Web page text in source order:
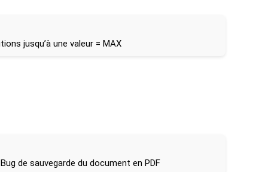
jusqu’à une valeur = MAX
de sauvegarde du document en PDF